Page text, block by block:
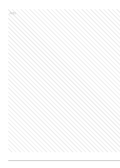
Ads